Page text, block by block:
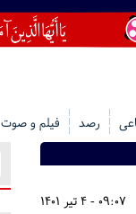
رصد فیلم و صوت
09:07 - 4 تیر 1401